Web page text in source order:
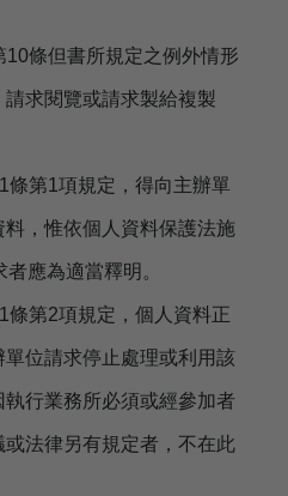
條但書所規定之例外情形
求閱覽或請求製給複製
條第1項規定，得向主辦單
，惟依個人資料保護法施
應為適當釋明。
條第2項規定，個人資料正
位請求停止處理或利用該
行業務所必須或經參加者
法律另有規定者，不在此